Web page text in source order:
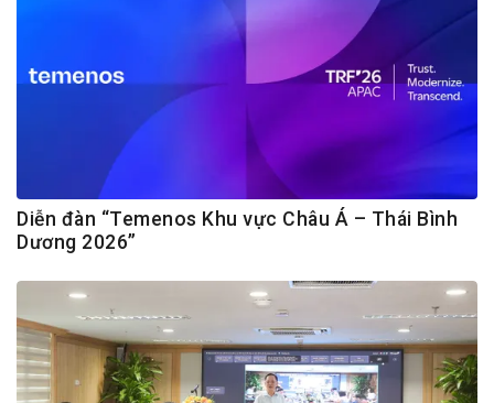
Diễn đàn “Temenos Khu vực Châu Á – Thái Bình
Dương 2026”